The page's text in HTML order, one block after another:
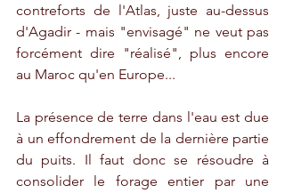
contreforts de l'Atlas, juste au-dessus
d'Agadir - mais "envisagé" ne veut pas
forcément dire "réalisé", plus encore
au Maroc qu'en Europe...
La présence de terre dans l'eau est due
à un effondrement de la dernière partie
du puits. Il faut donc se résoudre à
consolider le forage entier par une